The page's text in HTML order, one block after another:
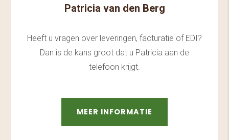
Patricia van den Berg
Heeft u vragen over leveringen, facturatie of EDI?
Dan is de kans groot dat u Patricia aan de
telefoon krijgt.
MEER INFORMATIE